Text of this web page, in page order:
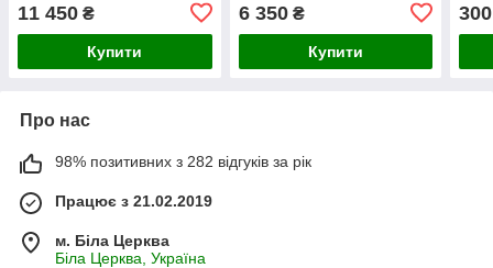
11 450 ₴
Купити
6 350₴
Купити
300
Про нас
98% позитивних з 282 відгуків за рік
Працює з 21.02.2019
м. Біла Церква
Біла Церква, Україна